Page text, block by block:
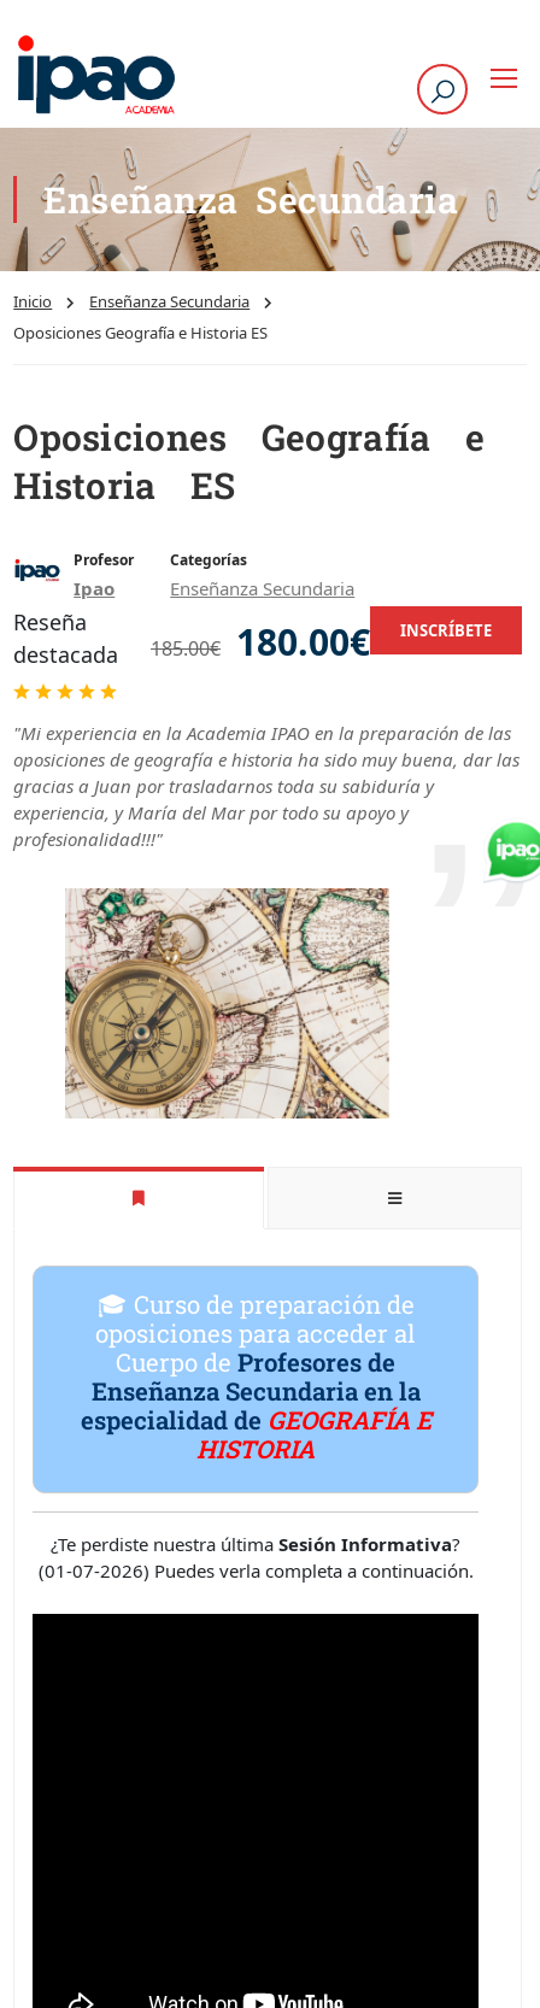
Enseñanza Secundaria
Inicio
Enseñanza Secundaria
Oposiciones Geografía e Historia ES
Oposiciones Geografía e
Historia ES
Profesor
Ipao
Categorías
Enseñanza Secundaria
185.00€ 180.00€ INSCRÍBETE
Reseña
destacada
"Mi experiencia en la Academia IPAO en la preparación de las
oposiciones de geografía e historia ha sido muy buena, dar las
gracias a Juan por trasladarnos toda su sabiduría y
experiencia, y María del Mar por todo su apoyo y
profesionalidad!!!"
🎓 Curso de preparación de
oposiciones para acceder al
Cuerpo deProfesores de
Enseñanza Secundaria en la
especialidad de GEOGRAFÍA E
HISTORIA
¿Te perdiste nuestra últimaSesión Informativa?
(01-07-2026) Puedes verla completa a continuación.